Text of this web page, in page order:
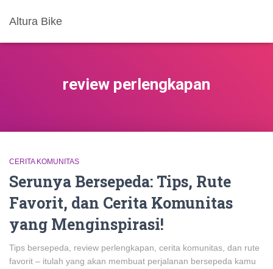
Altura Bike
review perlengkapan
CERITA KOMUNITAS
Serunya Bersepeda: Tips, Rute
Favorit, dan Cerita Komunitas
yang Menginspirasi!
Tips bersepeda, review perlengkapan, cerita komunitas, dan rute
favorit – itulah yang akan membuat perjalanan bersepeda kamu